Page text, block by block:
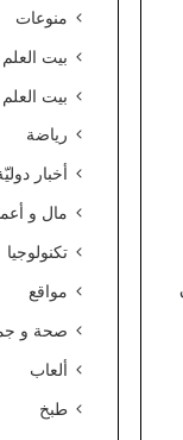
ن
ي
ل
م
ح
منوعات
بيت العلم
بيت
رياضة
أخبار
مال و
تكنولوجيا
مواقع
صحة و
ألعاب
طبخ